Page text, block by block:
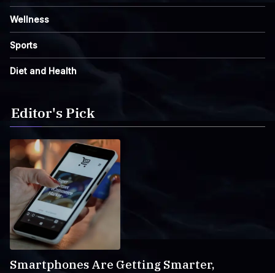
Wellness
Sports
Diet and Health
Editor's Pick
Smartphones Are Getting Smarter,